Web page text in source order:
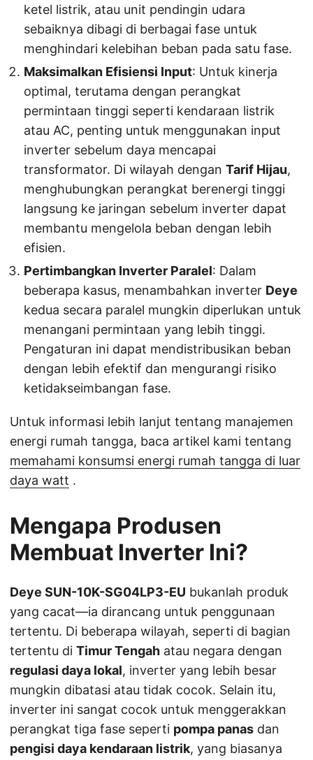
ketel listrik, atau unit pendingin udara
sebaiknya dibagi di berbagai fase untuk
menghindari kelebihan beban pada satu fase.
Maksimalkan Efisiensi Input: Untuk kinerja
optimal, terutama dengan perangkat
permintaan tinggi seperti kendaraan listrik
atau AC, penting untuk menggunakan input
inverter sebelum daya mencapai
transformator. Di wilayah dengan Tarif Hijau,
menghubungkan perangkat berenergi tinggi
langsung ke jaringan sebelum inverter dapat
membantu mengelola beban dengan lebih
efisien.
Pertimbangkan Inverter Paralel: Dalam
beberapa kasus, menambahkan inverter Deye
kedua secara paralel mungkin diperlukan untuk
menangani permintaan yang lebih tinggi.
Pengaturan ini dapat mendistribusikan beban
dengan lebih efektif dan mengurangi risiko
ketidakseimbangan fase.
Untuk informasi lebih lanjut tentang manajemen
energi rumah tangga, baca artikel kami tentang
memahami konsumsi energi rumah tangga di luar
daya watt .
Mengapa Produsen
Membuat Inverter Ini?
Deye SUN-10K-SG04LP3-EU bukanlah produk
yang cacat—ia dirancang untuk penggunaan
tertentu. Di beberapa wilayah, seperti di bagian
tertentu di Timur Tengah atau negara dengan
regulasi daya lokal, inverter yang lebih besar
mungkin dibatasi atau tidak cocok. Selain itu,
inverter ini sangat cocok untuk menggerakkan
perangkat tiga fase seperti pompa panas dan
pengisi daya kendaraan listrik, yang biasanya